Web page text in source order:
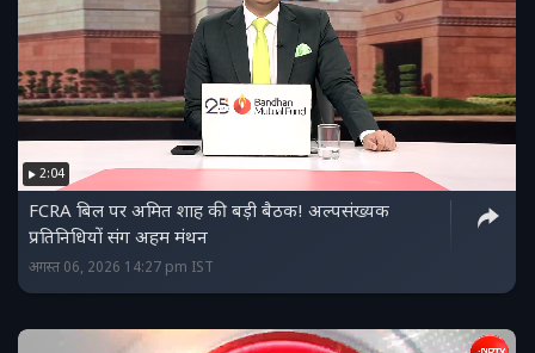
2:04
FCRA बिल पर अमित शाह की बड़ी बैठक! अल्पसंख्यक
प्रतिनिधियों संग अहम मंथन
अगस्त 06, 2026 14:27 pm IST